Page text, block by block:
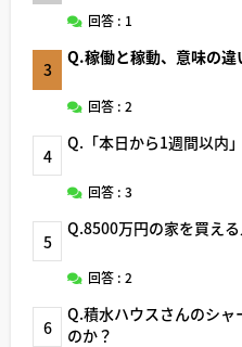
回答 : 1
3
Q.稼働と稼動、意味の違
回答 : 2
4
Q.「本日から1週間以内
回答 : 3
5
Q.8500万円の家を買え
回答 : 2
6
Q.積水ハウスさんのシ
のか？